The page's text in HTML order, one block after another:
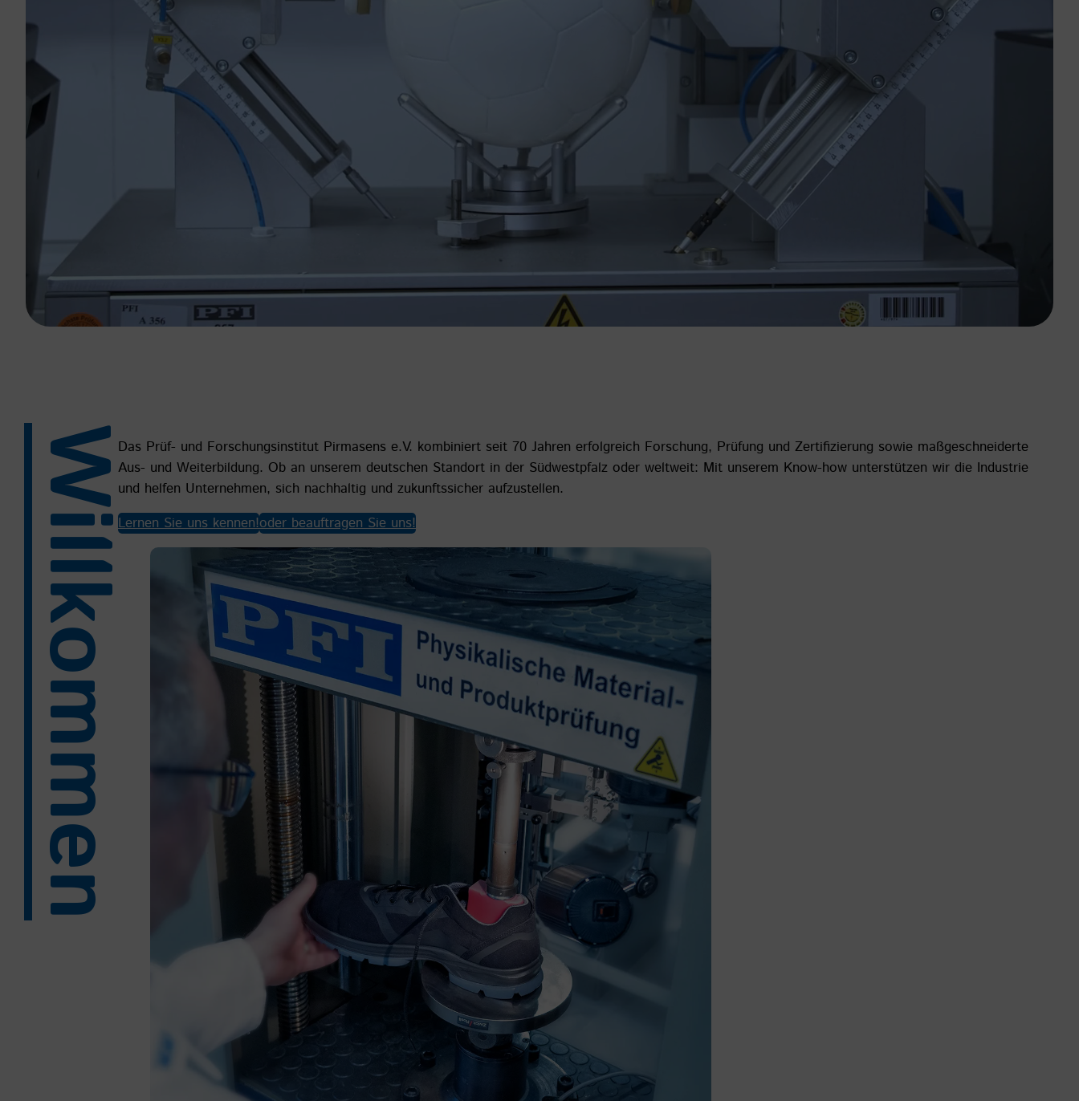
WillkommenDas Prüf- und Forschungsinstitut Pirmasens e.V. kombiniert seit 70 Jahren erfolgreich Forschung, Prüfung und Zertifizierung sowie maßgeschneiderte
Aus- und Weiterbildung. Ob an unserem deutschen Standort in der Südwestpfalz oder weltweit: Mit unserem Know-how unterstützen wir die Industrie
und helfen Unternehmen, sich nachhaltig und zukunftssicher aufzustellen.
Lernen Sie uns kennen!oder beauftragen Sie uns!